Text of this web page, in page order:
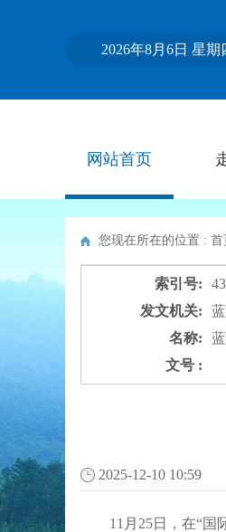
2026年8月6日 星期
网站首页
您现在所在的位置 :
索引号:
发文机关:
名称:
文号 :
2025-12-10 10:59
11月25日，在“国